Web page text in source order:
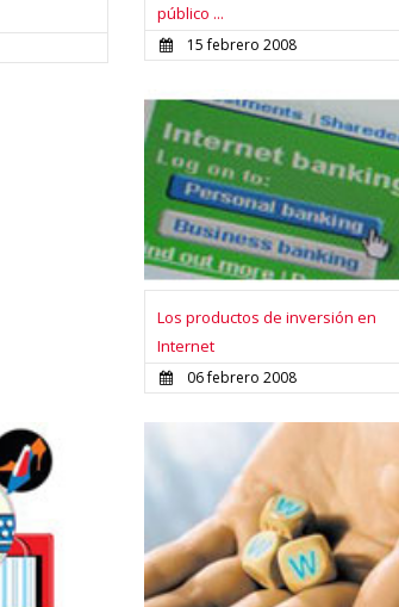
público ...
15 febrero 2008
Los productos de inversión en
Internet
06 febrero 2008